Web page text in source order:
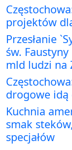
projektów
Przesłanie
św.
mld ludzi na
drogowe idą
Kuchnia
smak
specjałów